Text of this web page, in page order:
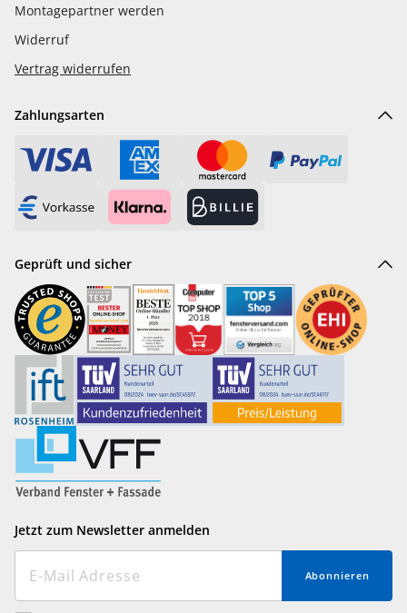
Montagepartner werden
Widerruf
Vertrag widerrufen
Zahlungsarten
Geprüft und sicher
Jetzt zum Newsletter anmelden
Abonnieren